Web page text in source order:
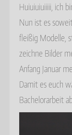
Huiuiuiuiiiii, ich
Nun ist es
fleißig Modelle,
zeichne Bilder
Anfang Januar
Damit es euch
Bachelorarbeit